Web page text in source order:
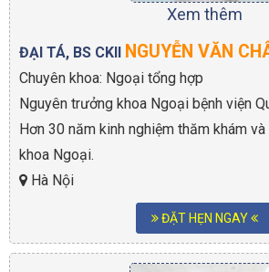
Xem thêm
ĐẠI TÁ, BS CKII NGUYỄN VĂN
Chuyên khoa: Ngoại tổng hợp
Nguyên trưởng khoa Ngoại bệnh viện
Hơn 30 năm kinh nghiệm thăm khám
khoa Ngoại.
Hà Nội
ĐẶT HẸN NGAY